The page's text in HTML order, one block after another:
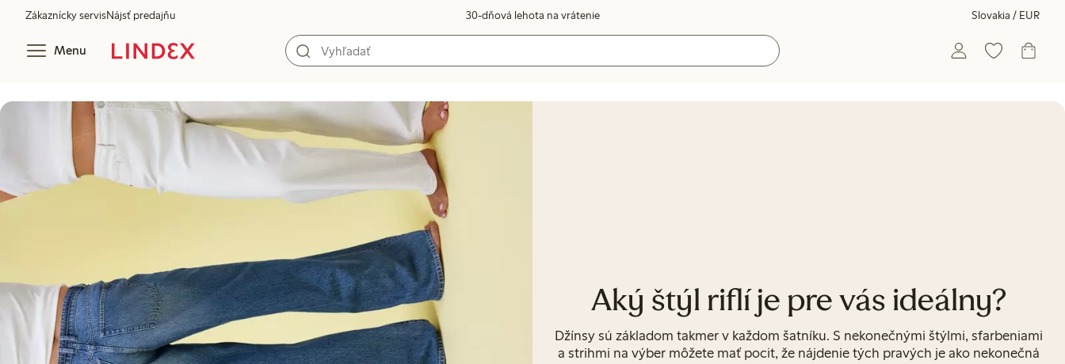
Zákaznícky servisNájsť predajňu 30-dňová lehota na vrátenie Slovakia / EUR
Menu
Aký štýl riflí je pre vás ideálny?
Aký štýl riflí je pre vás ideálny?
Džínsy sú základom takmer v každom šatníku. S nekonečnými štýlmi, sfarbeniami
a strihmi na výber môžete mať pocit, že nájdenie tých pravých je ako nekonečná